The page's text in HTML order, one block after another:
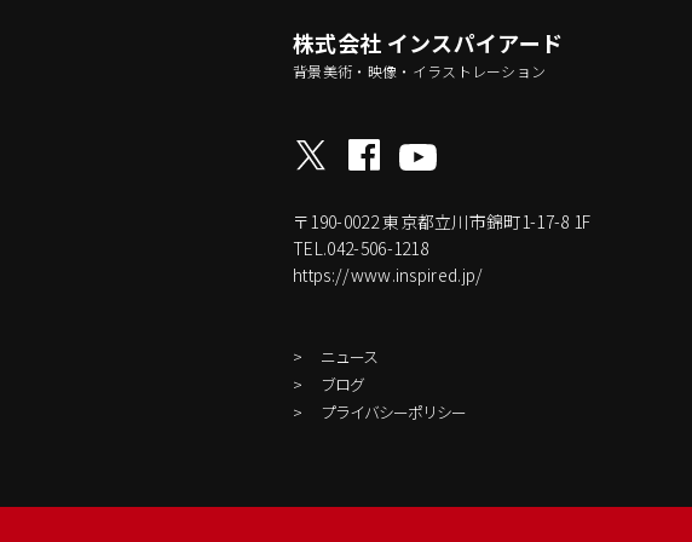
株式会社 インスパイアード
背景美術・映像・イラストレーション
〒190-0022東京都立川市錦町1-17-8 1F
TEL.042-506-1218
https://www.inspired.jp/
ニュース
ブログ
プライバシーポリシー